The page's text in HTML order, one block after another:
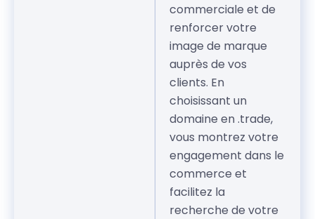
commerciale et de
renforcer votre
image de marque
auprès de vos
clients. En
choisissant un
domaine en .trade,
vous montrez votre
engagement dans le
commerce et
facilitez la
recherche de votre